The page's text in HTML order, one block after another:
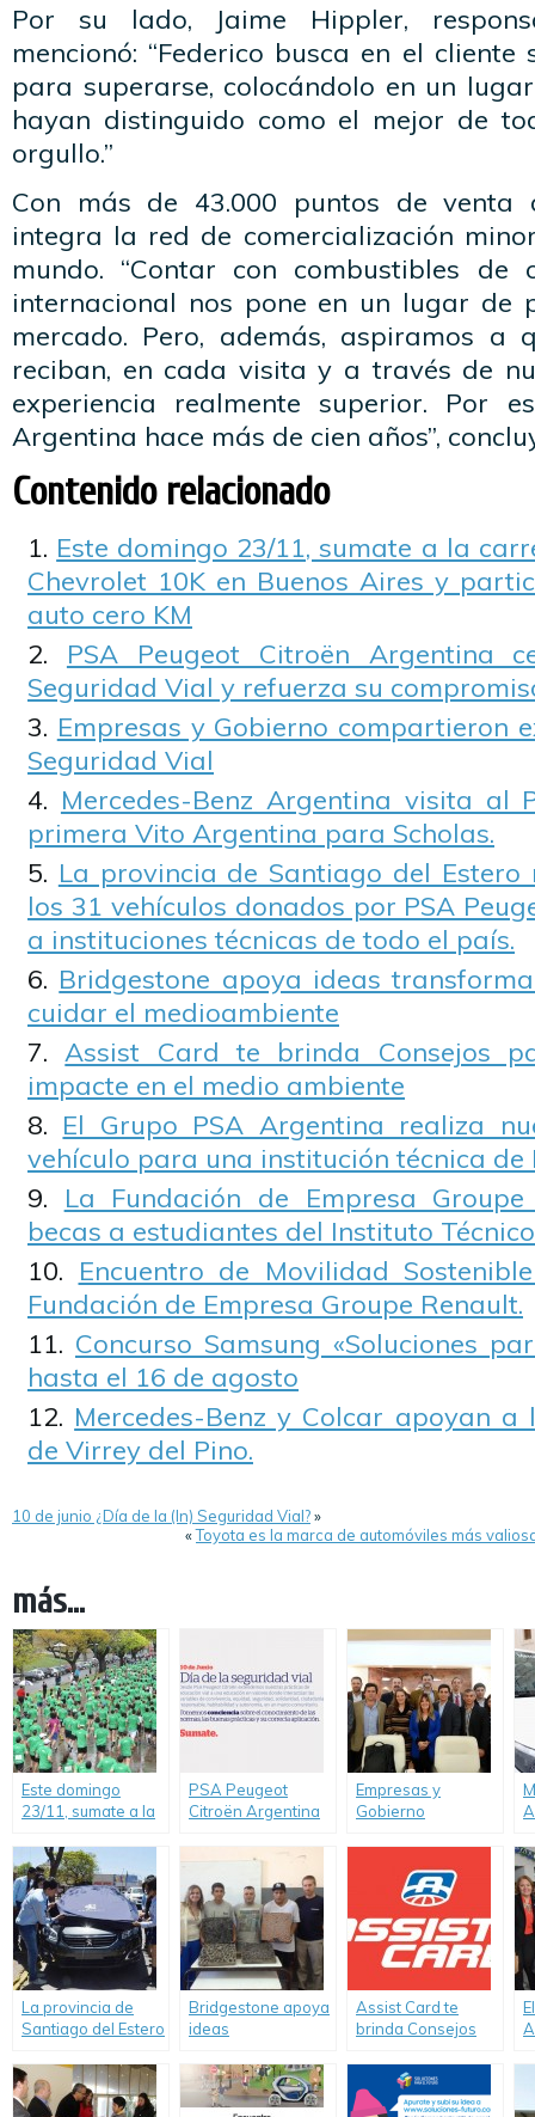
Por su lado, Jaime Hippler,
mencionó: “Federico busca en el
para superarse, colocándolo en un
hayan distinguido como el mejor de
orgullo.”
Con más de 43.000 puntos de venta
integra la red de comercialización
mundo. “Contar con combustibles de
internacional nos pone en un lugar de
mercado. Pero, además, aspiramos a
reciban, en cada visita y a través de
experiencia realmente superior. Por
Argentina hace más de cien años”,
Contenido relacionado
Este domingo 23/11, sumate a la
Chevrolet 10K en Buenos Aires y
auto cero KM
PSA Peugeot Citroën Argentina
Seguridad Vial y refuerza su
Empresas y Gobierno compartieron
Seguridad Vial
Mercedes-Benz Argentina visita al
primera Vito Argentina para Scholas.
La provincia de Santiago del
los 31 vehículos donados por PSA
a instituciones técnicas de todo el país.
Bridgestone apoya ideas
cuidar el medioambiente
Assist Card te brinda Consejos
impacte en el medio ambiente
El Grupo PSA Argentina realiza
vehículo para una institución técnica de
La Fundación de Empresa
becas a estudiantes del Instituto
Encuentro de Movilidad
Fundación de Empresa Groupe Renault.
Concurso Samsung «Soluciones
hasta el 16 de agosto
Mercedes-Benz y Colcar apoyan
de Virrey del Pino.
10 de junio ¿Día de la (In) Seguridad Vial?»
«Toyota es la marca de automóviles más
más...
Este domingo
23/11, sumate a la
Servicio Chevrolet
10K en Buenos
Aires y participá
del sorteo de un
auto cero KM
PSA Peugeot
Citroën Argentina
Seguridad Vial y
compromiso
Empresas y
Gobierno
RSE y Seguridad
La provincia de
Santiago del Estero
de los 31 vehículos
donados por PSA
Bridgestone apoya
ideas
que ayudan a
cuidar el
Assist Card te
brinda Consejos
impacte en el
medio ambiente